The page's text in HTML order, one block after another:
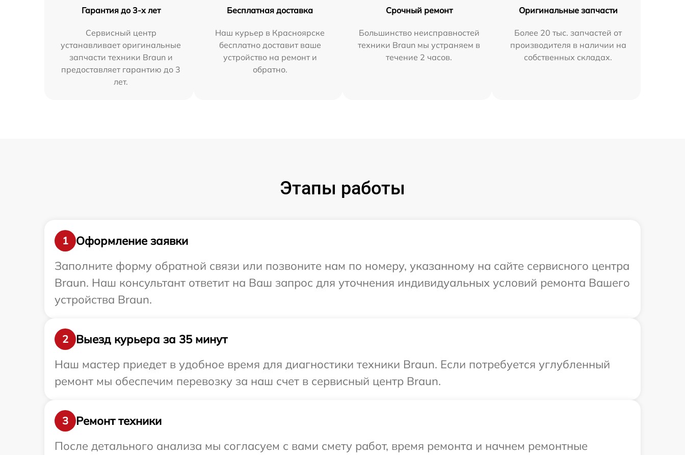
Гарантия до 3-х лет
Сервисный центр
устанавливает оригинальные
запчасти техники Braun и
предоставляет гарантию до 3
лет.
Бесплатная доставка
Наш курьер в Красноярске
бесплатно доставит ваше
устройство на ремонт и
обратно.
Срочный ремонт
Большинство неисправностей
техники Braun мы устраняем в
течение 2 часов.
Оригинальные запчасти
Более 20 тыс. запчастей от
производителя в наличии на
собственных складах.
Этапы работы
1
Оформление заявки
Заполните форму обратной связи или позвоните нам по номеру, указанному на сайте сервисного центра
Braun. Наш консультант ответит на Ваш запрос для уточнения индивидуальных условий ремонта Вашего
устройства Braun.
2
Выезд курьера за 35 минут
Наш мастер приедет в удобное время для диагностики техники Braun. Если потребуется углубленный
ремонт мы обеспечим перевозку за наш счет в сервисный центр Braun.
3
Ремонт техники
После детального анализа мы согласуем с вами смету работ, время ремонта и начнем ремонтные